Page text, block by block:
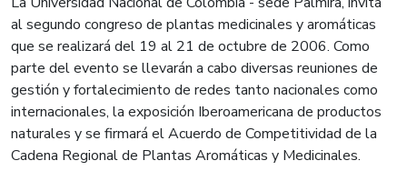
al segundo congreso de plantas medicinales y aromáticas
que se realizará del 19 al 21 de octubre de 2006. Como
parte del evento se llevarán a cabo diversas reuniones de
gestión y fortalecimiento de redes tanto nacionales como
internacionales, la exposición Iberoamericana de productos
naturales y se firmará el Acuerdo de Competitividad de la
Cadena Regional de Plantas Aromáticas y Medicinales.